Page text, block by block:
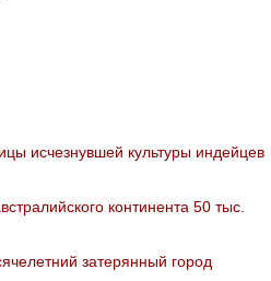
исчезнувшей культуры индейцев
континента 50 тыс.
затерянный город